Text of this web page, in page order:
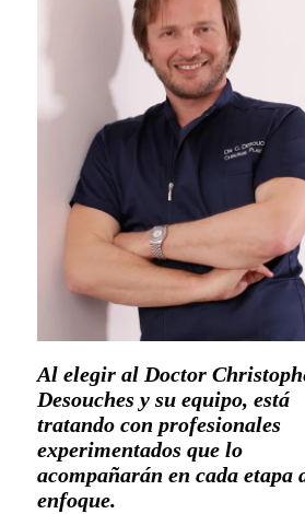
Al elegir al Doctor
Desouches y su equipo, está
tratando con profesionales
experimentados que lo
acompañarán en cada etapa
enfoque.